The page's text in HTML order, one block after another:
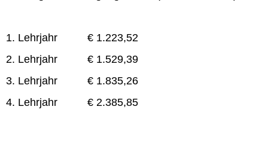
1. Lehrjahr € 1.223,52
2. Lehrjahr € 1.529,39
3. Lehrjahr € 1.835,26
4. Lehrjahr € 2.385,85